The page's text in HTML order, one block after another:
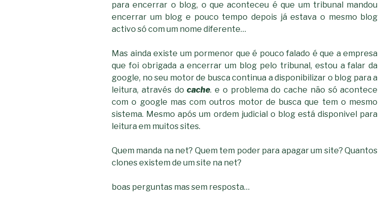
para encerrar o blog, o que aconteceu é que um tribunal mandou
encerrar um blog e pouco tempo depois já estava o mesmo blog
activo só com um nome diferente…
Mas ainda existe um pormenor que é pouco falado é que a empresa
que foi obrigada a encerrar um blog pelo tribunal, estou a falar da
google, no seu motor de busca continua a disponibilizar o blog para a
leitura, através docache. e o problema do cache não só acontece
com o google mas com outros motor de busca que tem o mesmo
sistema. Mesmo após um ordem judicial o blog está disponivel para
leitura em muitos sites.
Quem manda na net? Quem tem poder para apagar um site? Quantos
clones existem de um site na net?
boas perguntas mas sem resposta…